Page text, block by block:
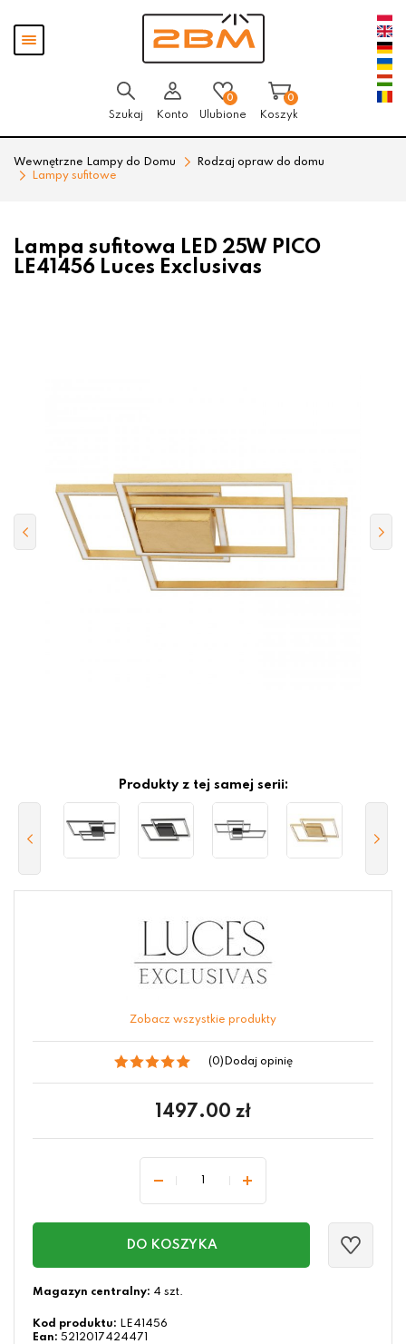
Pokaż
menu
Szukaj Konto
0
Ulubione
0
Koszyk
Wewnętrzne Lampy do Domu
Rodzaj opraw do domu
Lampy sufitowe
Lampa sufitowa LED 25W PICO
LE41456 Luces Exclusivas
Produkty z tej samej serii:
Zobacz wszystkie produkty
(0) Dodaj opinię
1497.00 zł
DO KOSZYKA
Magazyn centralny: 4 szt.
Kod produktu: LE41456
Ean: 5212017424471